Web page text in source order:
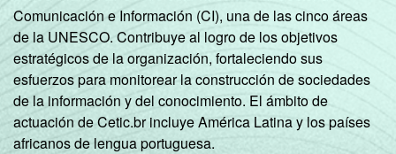
Comunicación e Información (CI), una de las cinco áreas
de la UNESCO. Contribuye al logro de los objetivos
estratégicos de la organización, fortaleciendo sus
esfuerzos para monitorear la construcción de sociedades
de la información y del conocimiento. El ámbito de
actuación de Cetic.br incluye América Latina y los países
africanos de lengua portuguesa.